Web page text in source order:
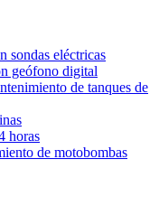
sondas eléctricas
geófono digital
de tanques de
horas
de motobombas